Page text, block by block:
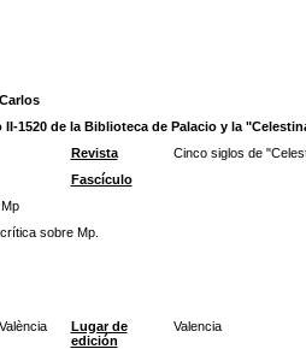
II-1520 de la Biblioteca de Palacio y la
Revista
Cinco siglos de
Fascículo
Mp
sobre Mp.
Lugar de
edición
Valencia